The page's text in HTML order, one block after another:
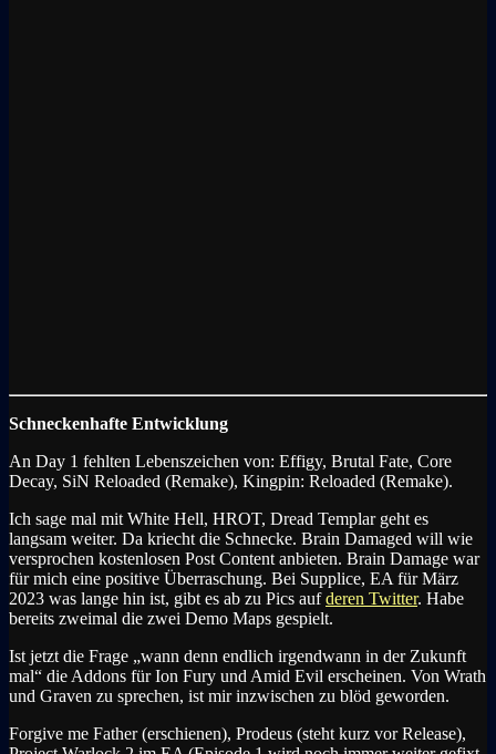
Schneckenhafte Entwicklung
An Day 1 fehlten Lebenszeichen von: Effigy, Brutal Fate, Core
Decay, SiN Reloaded (Remake), Kingpin: Reloaded (Remake).
Ich sage mal mit White Hell, HROT, Dread Templar geht es
langsam weiter. Da kriecht die Schnecke. Brain Damaged will wie
versprochen kostenlosen Post Content anbieten. Brain Damage war
für mich eine positive Überraschung. Bei Supplice, EA für März
2023 was lange hin ist, gibt es ab zu Pics aufderen Twitter. Habe
bereits zweimal die zwei Demo Maps gespielt.
Ist jetzt die Frage „wann denn endlich irgendwann in der Zukunft
mal“ die Addons für Ion Fury und Amid Evil erscheinen. Von Wrath
und Graven zu sprechen, ist mir inzwischen zu blöd geworden.
Forgive me Father (erschienen), Prodeus (steht kurz vor Release),